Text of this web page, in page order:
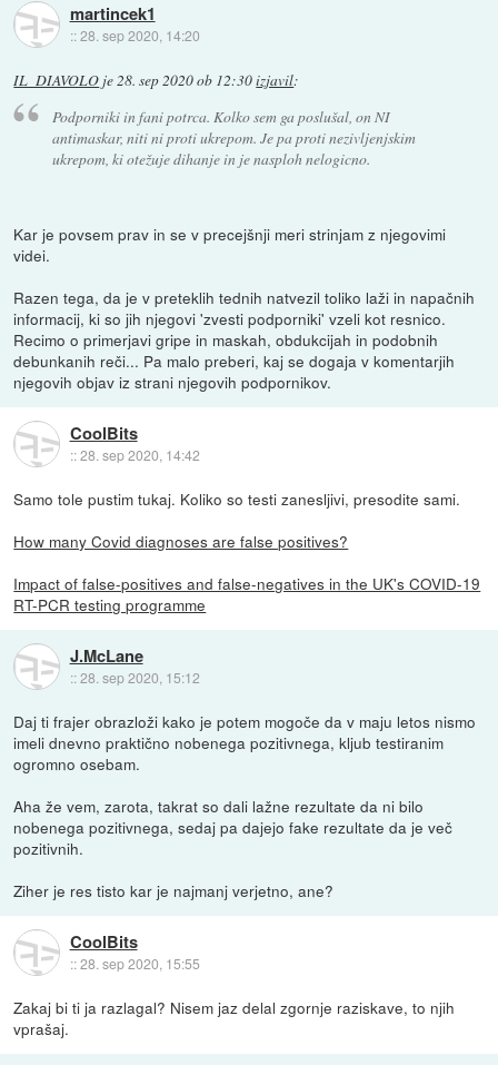
martincek1
::28. sep 2020, 14:20
IL_DIAVOLO je28. sep 2020 ob 12:30izjavil:
Podporniki in fani potrca. Kolko sem ga poslušal, on NI
antimaskar, niti ni proti ukrepom. Je pa proti nezivljenjskim
ukrepom, ki otežuje dihanje in je nasploh nelogicno.
Kar je povsem prav in se v precejšnji meri strinjam z njegovimi
videi.
Razen tega, da je v preteklih tednih natvezil toliko laži in napačnih
informacij, ki so jih njegovi 'zvesti podporniki' vzeli kot resnico.
Recimo o primerjavi gripe in maskah, obdukcijah in podobnih
debunkanih reči... Pa malo preberi, kaj se dogaja v komentarjih
njegovih objav iz strani njegovih podpornikov.
CoolBits
::28. sep 2020, 14:42
Samo tole pustim tukaj. Koliko so testi zanesljivi, presodite sami.
How many Covid diagnoses are false positives?
Impact of false-positives and false-negatives in the UK's COVID-19
RT-PCR testing programme
J.McLane
::28. sep 2020, 15:12
Daj ti frajer obrazloži kako je potem mogoče da v maju letos nismo
imeli dnevno praktično nobenega pozitivnega, kljub testiranim
ogromno osebam.
Aha že vem, zarota, takrat so dali lažne rezultate da ni bilo
nobenega pozitivnega, sedaj pa dajejo fake rezultate da je več
pozitivnih.
Ziher je res tisto kar je najmanj verjetno, ane?
CoolBits
::28. sep 2020, 15:55
Zakaj bi ti ja razlagal? Nisem jaz delal zgornje raziskave, to njih
vprašaj.